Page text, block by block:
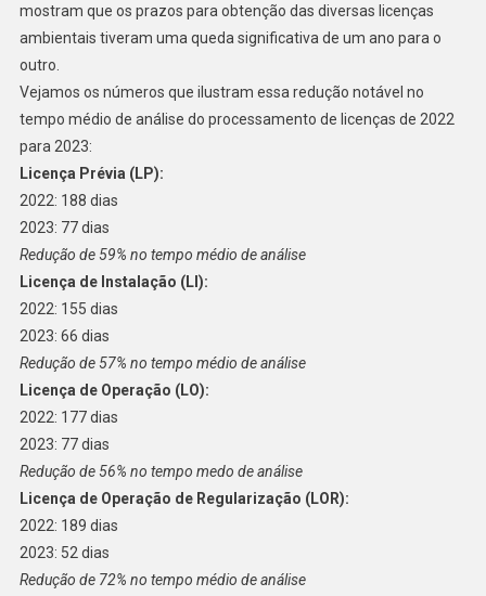
mostram que os prazos para obtenção das diversas licenças
ambientais tiveram uma queda significativa de um ano para o
outro.
Vejamos os números que ilustram essa redução notável no
tempo médio de análise do processamento de licenças de 2022
para 2023:
Licença Prévia (LP):
2022: 188 dias
2023: 77 dias
Redução de 59% no tempo médio de análise
Licença de Instalação (LI):
2022: 155 dias
2023: 66 dias
Redução de 57% no tempo médio de análise
Licença de Operação (LO):
2022: 177 dias
2023: 77 dias
Redução de 56% no tempo medo de análise
Licença de Operação de Regularização (LOR):
2022: 189 dias
2023: 52 dias
Redução de 72% no tempo médio de análise